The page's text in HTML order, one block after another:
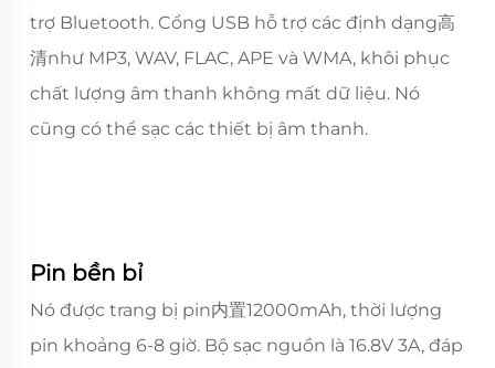
trợ Bluetooth. Cổng USB hỗ trợ các định dạng高
清như MP3, WAV, FLAC, APE và WMA, khôi phục
chất lượng âm thanh không mất dữ liệu. Nó
cũng có thể sạc các thiết bị âm thanh.
Pin bền bỉ
Nó được trang bị pin内置12000mAh, thời lượng
pin khoảng 6-8 giờ. Bộ sạc nguồn là 16.8V 3A, đáp